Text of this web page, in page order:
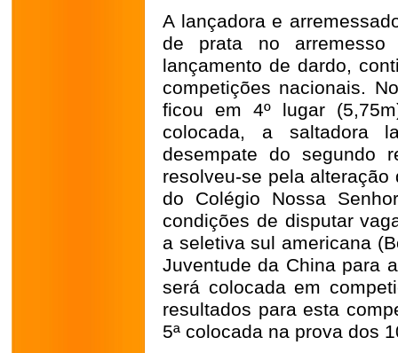
A lançadora e
de prata no
lançamento de dardo,
competições nacionais.
ficou em 4º lugar
colocada, a saltadora
desempate do segundo
resolveu-se pela
do Colégio Nossa
condições de disputar
a seletiva sul americana
Juventude da China para
será colocada em
resultados para esta
5ª colocada na prova dos